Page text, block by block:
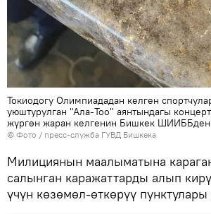
Токиодогу Олимпиададан келген
уюштурулган "Ала-Тоо" аянтындагы
жүргөн жаран келгенин Бишкек
© Фото / пресс-служба ГУВД Бишкека
Милициянын маалыматына
салынган каражаттарды алып
үчүн көзөмөл-өткөрүү пунктулары